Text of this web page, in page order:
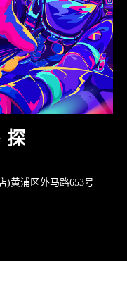
探
)黄浦区外马路653号